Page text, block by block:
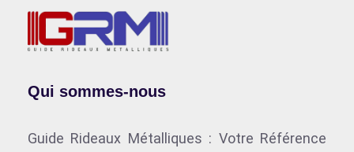
Qui sommes-nous
Guide Rideaux Métalliques : Votre Référence